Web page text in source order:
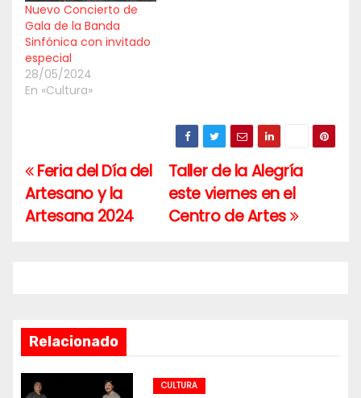
Nuevo Concierto de
Gala de la Banda
Sinfónica con invitado
especial
28/05/2024
En «Cultura»
Navegación
de
Taller de la Alegría
este viernes en el
Centro de Artes
Feria del Día del
Artesano y la
Artesana 2024
Relacionado
CULTURA